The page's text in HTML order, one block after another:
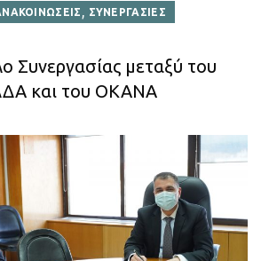
, ΣΥΝΕΡΓΑΣΙΕΣ
Συνεργασίας μεταξύ του
και του ΟΚΑΝΑ